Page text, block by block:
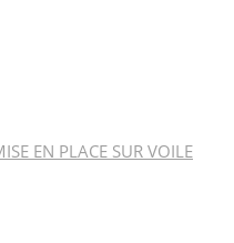
EN PLACE SUR VOILE